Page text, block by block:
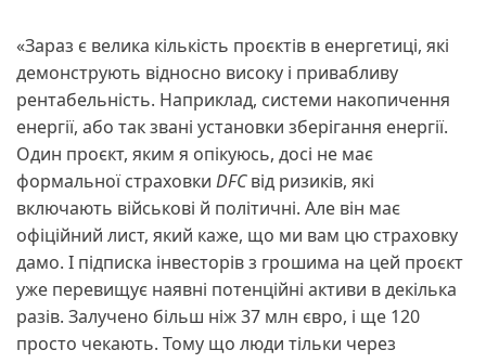
«Зараз є велика кількість проєктів в енергетиці, які
демонструють відносно високу і привабливу
рентабельність. Наприклад, системи накопичення
енергії, або так звані установки зберігання енергії.
Один проєкт, яким я опікуюсь, досі не має
формальної страховки DFCвід ризиків, які
включають військові й політичні. Але він має
офіційний лист, який каже, що ми вам цю страховку
дамо. І підписка інвесторів з грошима на цей проєкт
уже перевищує наявні потенційні активи в декілька
разів. Залучено більш ніж 37 млн євро, і ще 120
просто чекають. Тому що люди тільки через